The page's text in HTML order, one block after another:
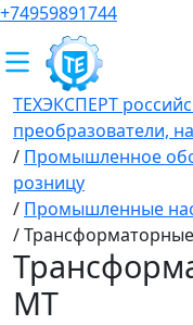
+74959891744
ТЕХЭКСПЕРТ
преобразователи,
/ Промышленное
розницу
/ Промышленные
/
МТ